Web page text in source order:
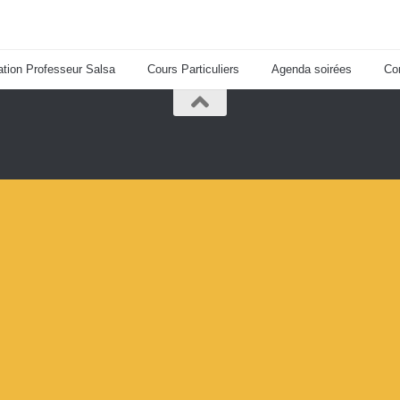
Professeur Salsa Cours Particuliers Agenda soirées